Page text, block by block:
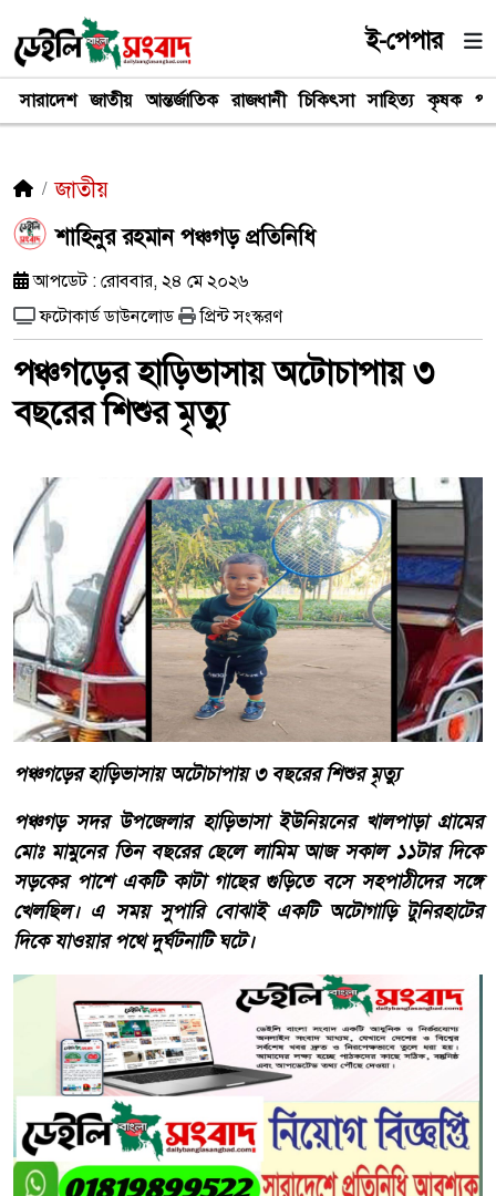
ই-পেপার
সারাদেশ জাতীয় আন্তর্জাতিক রাজধানী চিকিৎসা সাহিত্য কৃষক
জাতীয়
শাহিনুর রহমান পঞ্চগড় প্রতিনিধি
আপডেট : রোববার, ২৪ মে ২০২৬
ফটোকার্ড ডাউনলোড
প্রিন্ট সংস্করণ
পঞ্চগড়ের হাড়িভাসায় অটোচাপায় ৩
বছরের শিশুর মৃত্যু
পঞ্চগড়ের হাড়িভাসায় অটোচাপায় ৩ বছরের শিশুর মৃত্যু
পঞ্চগড় সদর উপজেলার হাড়িভাসা ইউনিয়নের খালপাড়া গ্রামের
মোঃ মামুনের তিন বছরের ছেলে লামিম আজ সকাল ১১টার দিকে
সড়কের পাশে একটি কাটা গাছের গুড়িতে বসে সহপাঠীদের সঙ্গে
খেলছিল। এ সময় সুপারি বোঝাই একটি অটোগাড়ি টুনিরহাটের
দিকে যাওয়ার পথে দুর্ঘটনাটি ঘটে।